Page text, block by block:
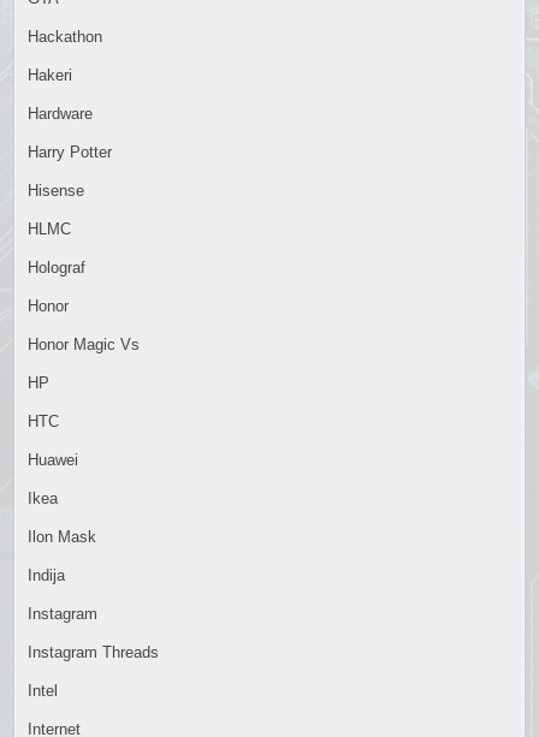
Hackathon
Hakeri
Hardware
Harry Potter
Hisense
HLMC
Holograf
Honor
Honor Magic Vs
HP
HTC
Huawei
Ikea
Ilon Mask
Indija
Instagram
Instagram Threads
Intel
Internet